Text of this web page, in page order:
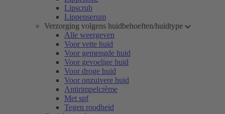
Lipscrub
Lippenserum
Verzorging volgens huidbehoeften/huidtype
Alle weergeven
Voor vette huid
Voor gemengde huid
Voor gevoelige huid
Voor droge huid
Voor onzuivere huid
Antirimpelcrème
Met spf
Tegen roodheid